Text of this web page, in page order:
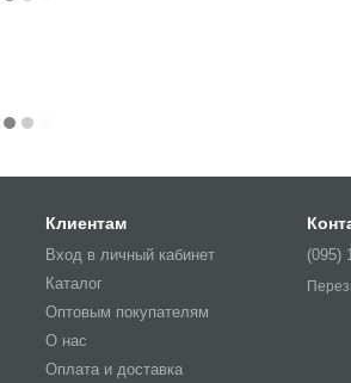
Клиентам
Вход в личный кабинет
Каталог
Оптовым покупателям
О нас
Оплата и доставка
(095)